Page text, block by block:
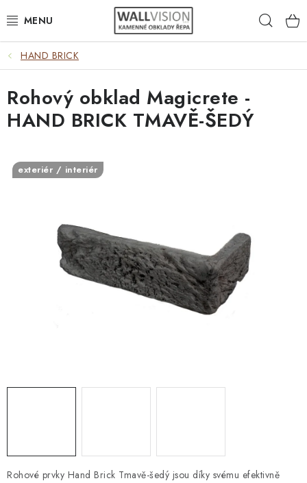
na
EXTERIÉR / INTERIÉR
VÝBĚR DLE MATERIÁLU
VÝBĚR DLE BAREV
ČASTO HLEDÁTE
HAND BRICK
Rohové prvky Hand Brick Tmavě-šedý jsou díky svému efektivně
Rohový obklad Magicrete -
HAND BRICK TMAVĚ-ŠEDÝ
exteriér / interiér